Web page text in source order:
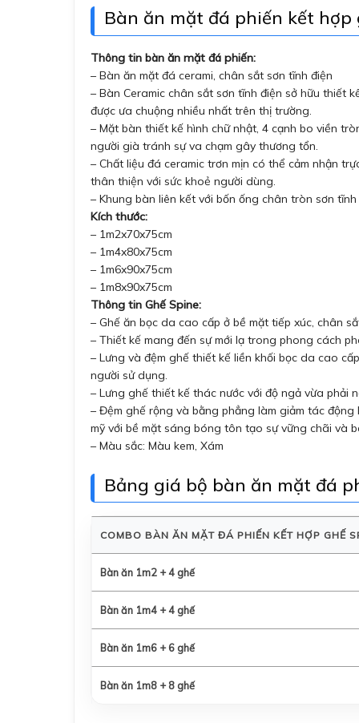
Bàn ăn mặt đá phiến kết hợp
Thông tin bàn ăn mặt đá phiến:
– Bàn ăn mặt đá cerami, chân sắt sơn tĩnh điện
– Bàn Ceramic chân sắt sơn tĩnh điện sở hữu thiết
được ưa chuộng nhiều nhất trên thị trường.
– Mặt bàn thiết kế hình chữ nhật, 4 cạnh bo viền
người già tránh sự va chạm gây thương tổn.
– Chất liệu đá ceramic trơn mịn có thể cảm nhận
thân thiện với sức khoẻ người dùng.
– Khung bàn liên kết với bốn ống chân tròn sơn
Kích thước:
– 1m2x70x75cm
– 1m4x80x75cm
– 1m6x90x75cm
– 1m8x90x75cm
Thông tin Ghế Spine:
– Ghế ăn bọc da cao cấp ở bề mặt tiếp xúc, chân
– Thiết kế mang đến sự mới lạ trong phong cách
– Lưng và đệm ghế thiết kế liền khối bọc da cao
người sử dụng.
– Lưng ghế thiết kế thác nước với độ ngả vừa phải
– Đệm ghế rộng và bằng phẳng làm giảm tác
mỹ với bề mặt sáng bóng tôn tạo sự vững chãi và
– Màu sắc: Màu kem, Xám
Bảng giá bộ bàn ăn mặt đá
COMBO BÀN ĂN MẶT ĐÁ PHIẾN KẾT HỢP GHẾ
Bàn ăn 1m2 + 4 ghế
Bàn ăn 1m4 + 4 ghế
Bàn ăn 1m6 + 6 ghế
Bàn ăn 1m8 + 8 ghế